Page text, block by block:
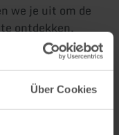
Über Cookies
we je uit om de
ontdekken.
en Elz op de
de regio
een van de